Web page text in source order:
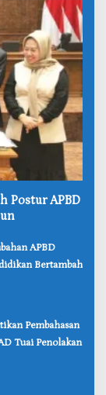
Postur APBD
APBD
Bertambah
Pembahasan
Tuai Penolakan